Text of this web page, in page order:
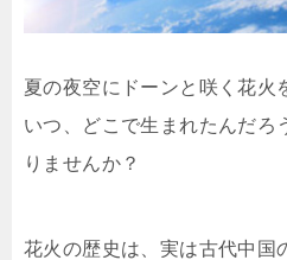
夏の夜空にドーンと咲く花火
いつ、どこで生まれたんだろ
りませんか？
花火の歴史は、実は古代中国